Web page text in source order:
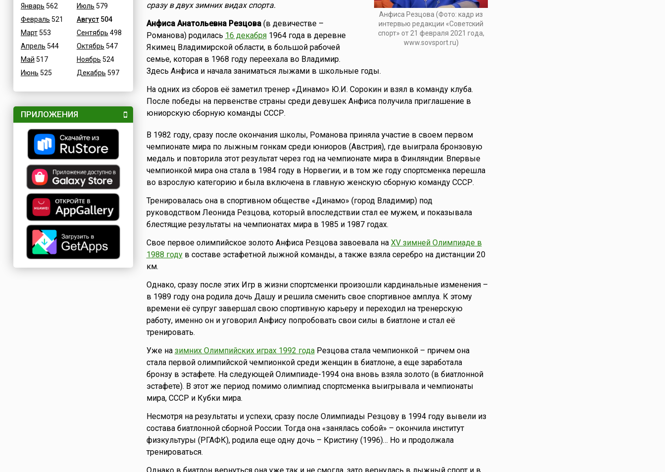
Январь 562
Февраль 521
Март553
Апрель 544
Май 517
Июнь 525
Июль 579
Август504
Сентябрь 498
Октябрь 547
Ноябрь 524
Декабрь 597
ПРИЛОЖЕНИЯ
Анфиса Резцова (Фото: кадр из
интервью редакции «Советский
спорт» от 21 февраля 2021 года,
www.sovsport.ru)
сразу в двух зимних видах спорта.
Анфиса Анатольевна Резцова(в девичестве –
Романова) родилась 16 декабря1964 года в деревне
Якимец Владимирской области, в большой рабочей
семье, которая в 1968 году переехала во Владимир.
Здесь Анфиса и начала заниматься лыжами в школьные годы.
На одних из сборов её заметил тренер «Динамо» Ю.И. Сорокин и взял в команду клуба.
После победы на первенстве страны среди девушек Анфиса получила приглашение в
юниорскую сборную команды СССР.
В 1982 году, сразу после окончания школы, Романова приняла участие в своем первом
чемпионате мира по лыжным гонкам среди юниоров (Австрия), где выиграла бронзовую
медаль и повторила этот результат через год на чемпионате мира в Финляндии. Впервые
чемпионкой мира она стала в 1984 году в Норвегии, и в том же году спортсменка перешла
во взрослую категорию и была включена в главную женскую сборную команду СССР.
Тренировалась она в спортивном обществе «Динамо» (город Владимир) под
руководством Леонида Резцова, который впоследствии стал ее мужем, и показывала
блестящие результаты на чемпионатах мира в 1985 и 1987 годах.
Свое первое олимпийское золото Анфиса Резцова завоевала на XV зимней Олимпиаде в
1988 годув составе эстафетной лыжной команды, а также взяла серебро на дистанции 20
км.
Однако, сразу после этих Игр в жизни спортсменки произошли кардинальные изменения –
в 1989 году она родила дочь Дашу и решила сменить свое спортивное амплуа. К этому
времени её супруг завершал свою спортивную карьеру и переходил на тренерскую
работу, именно он и уговорил Анфису попробовать свои силы в биатлоне и стал её
тренировать.
Уже на зимних Олимпийских играх 1992 годаРезцова стала чемпионкой – причем она
стала первой олимпийской чемпионкой среди женщин в биатлоне, а еще заработала
бронзу в эстафете. На следующей Олимпиаде-1994 она вновь взяла золото (в биатлонной
эстафете). В этот же период помимо олимпиад спортсменка выигрывала и чемпионаты
мира, СССР и Кубки мира.
Несмотря на результаты и успехи, сразу после Олимпиады Резцову в 1994 году вывели из
состава биатлонной сборной России. Тогда она «занялась собой» – окончила институт
физкультуры (РГАФК), родила еще одну дочь – Кристину (1996)… Но и продолжала
тренироваться.